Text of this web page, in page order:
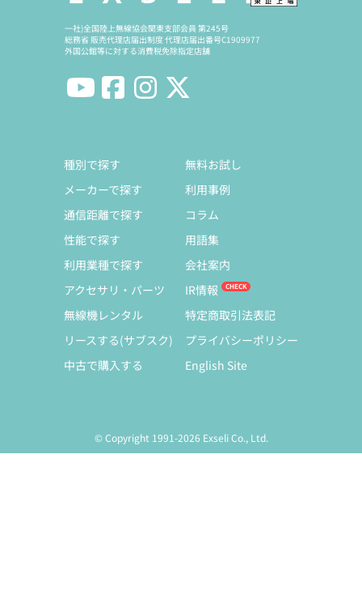
一社)全国陸上無線協会関東支部会員 第245号
総務省 販売代理店届出制度 代理店届出番号C1909977
外国公館等に対する消費税免除指定店舗
種別で探す
メーカーで探す
通信距離で探す
性能で探す
利用業種で探す
アクセサリ・パーツ
無線機レンタル
リースする(サブスク)
中古で購入する
無料お試し
利用事例
コラム
用語集
会社案内
IR情報
特定商取引法表記
プライバシーポリシー
English Site
© Copyright 1991-2026 Exseli Co., Ltd.